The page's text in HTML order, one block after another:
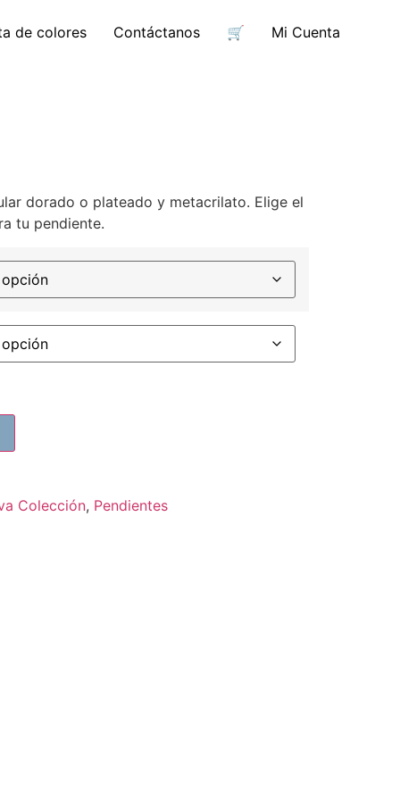
de colores Contáctanos 🛒 Mi Cuenta
dorado o plateado y metacrilato. Elige el
tu pendiente.
Colección, Pendientes